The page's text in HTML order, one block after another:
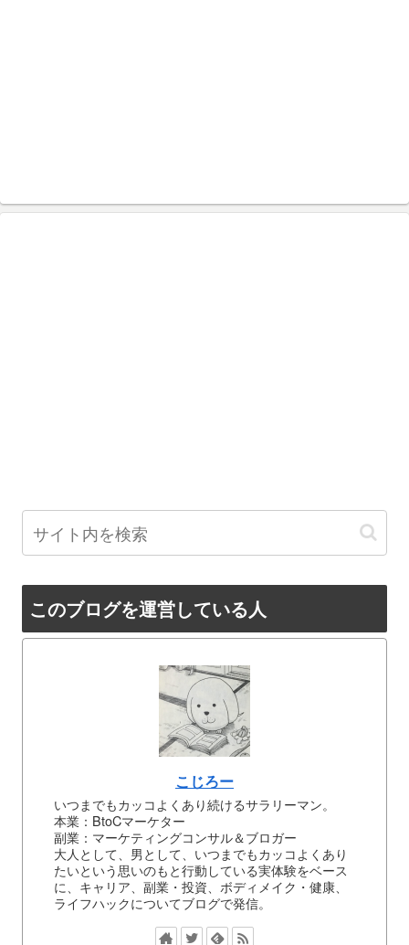
このブログを運営している人
こじろー
いつまでもカッコよくあり続けるサラリーマン。
本業：BtoCマーケター
副業：マーケティングコンサル＆ブロガー
大人として、男として、いつまでもカッコよくあり
たいという思いのもと行動している実体験をベース
に、キャリア、副業・投資、ボディメイク・健康、
ライフハックについてブログで発信。